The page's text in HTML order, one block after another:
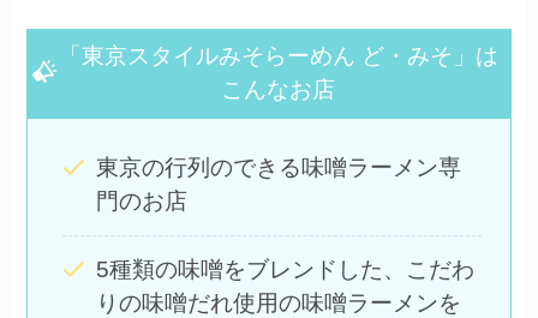
「東京スタイルみそらーめん ど・みそ」は
こんなお店
東京の行列のできる味噌ラーメン専
門のお店
5種類の味噌をブレンドした、こだわ
りの味噌だれ使用の味噌ラーメンを